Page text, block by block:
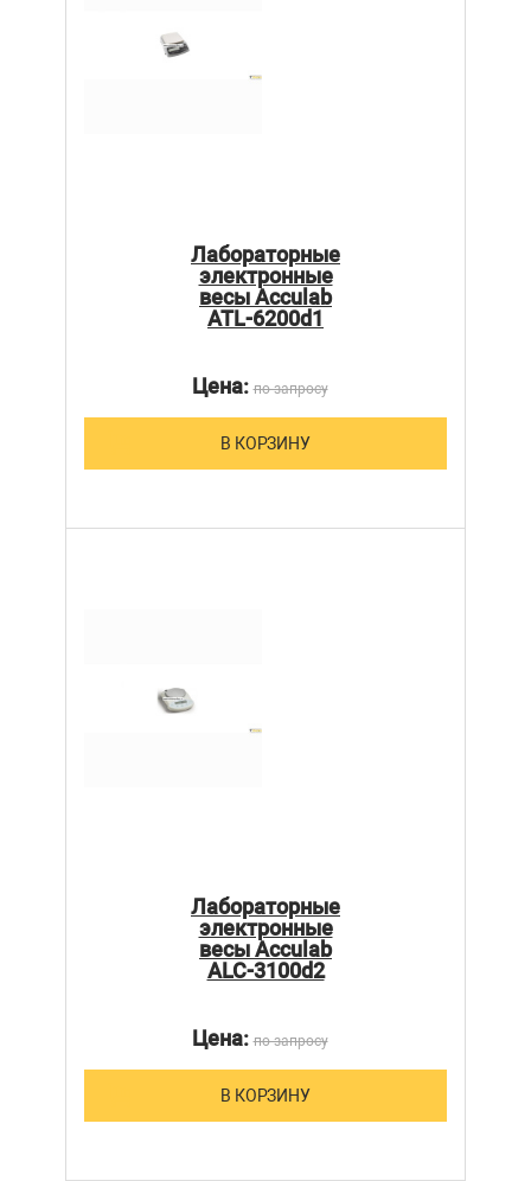
Лабораторные
электронные
весы Acculab
ATL-6200d1
Цена:по запросу
В КОРЗИНУ
Лабораторные
электронные
весы Acculab
ALC-3100d2
Цена:по запросу
В КОРЗИНУ